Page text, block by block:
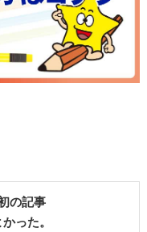
の記事
った。